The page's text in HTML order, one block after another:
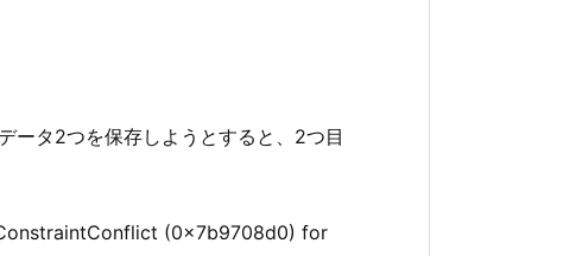
ータ2つを保存しようとすると、2つ目
(0x7b9708d0) for